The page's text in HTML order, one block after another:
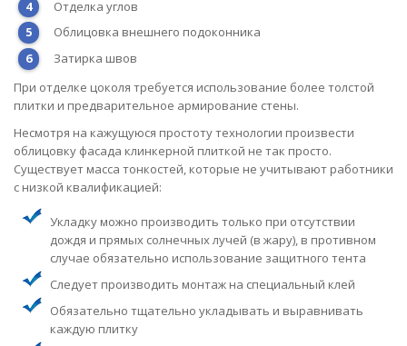
Отделка углов
Облицовка внешнего подоконника
Затирка швов
При отделке цоколя требуется использование более толстой
плитки и предварительное армирование стены.
Несмотря на кажущуюся простоту технологии произвести
облицовку фасада клинкерной плиткой не так просто.
Существует масса тонкостей, которые не учитывают работники
с низкой квалификацией:
Укладку можно производить только при отсутствии
дождя и прямых солнечных лучей (в жару), в противном
случае обязательно использование защитного тента
Следует производить монтаж на специальный клей
Обязательно тщательно укладывать и выравнивать
каждую плитку